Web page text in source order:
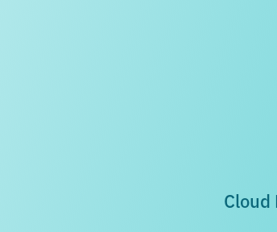
Cloud